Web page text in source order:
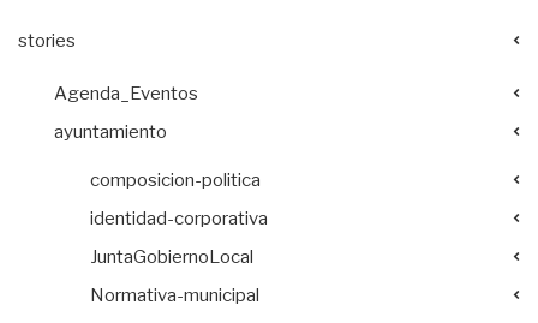
stories
Agenda_Eventos
ayuntamiento
composicion-politica
identidad-corporativa
JuntaGobiernoLocal
Normativa-municipal